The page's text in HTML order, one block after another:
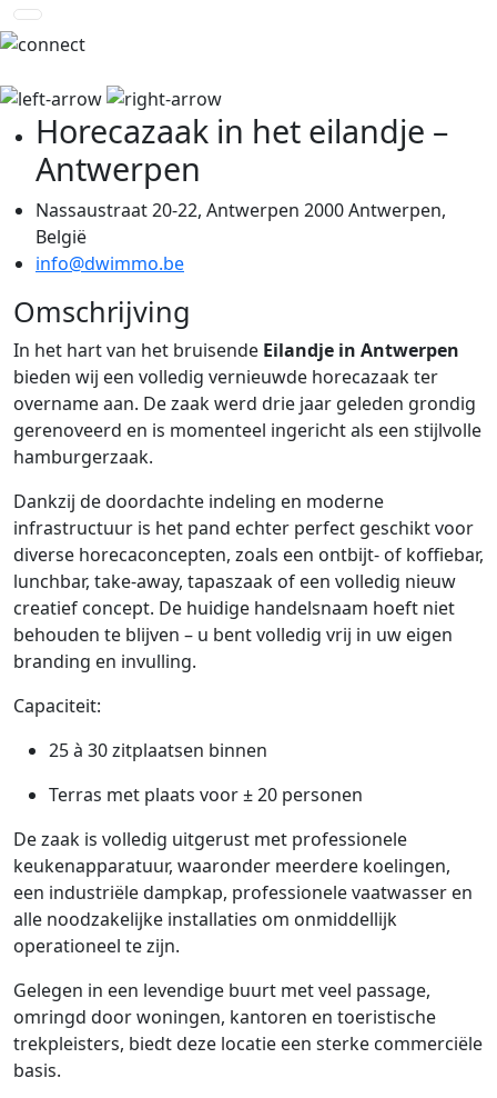
Horecazaak in het eilandje –
Antwerpen
Nassaustraat 20-22, Antwerpen 2000 Antwerpen,
België
info@dwimmo.be
Omschrijving
In het hart van het bruisende Eilandje in Antwerpen
bieden wij een volledig vernieuwde horecazaak ter
overname aan. De zaak werd drie jaar geleden grondig
gerenoveerd en is momenteel ingericht als een stijlvolle
hamburgerzaak.
Dankzij de doordachte indeling en moderne
infrastructuur is het pand echter perfect geschikt voor
diverse horecaconcepten, zoals een ontbijt- of koffiebar,
lunchbar, take-away, tapaszaak of een volledig nieuw
creatief concept. De huidige handelsnaam hoeft niet
behouden te blijven – u bent volledig vrij in uw eigen
branding en invulling.
Capaciteit:
25 à 30 zitplaatsen binnen
Terras met plaats voor ± 20 personen
De zaak is volledig uitgerust met professionele
keukenapparatuur, waaronder meerdere koelingen,
een industriële dampkap, professionele vaatwasser en
alle noodzakelijke installaties om onmiddellijk
operationeel te zijn.
Gelegen in een levendige buurt met veel passage,
omringd door woningen, kantoren en toeristische
trekpleisters, biedt deze locatie een sterke commerciële
basis.